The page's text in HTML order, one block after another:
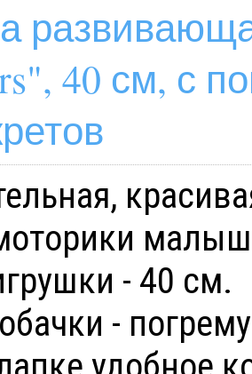
40 см, с
- 40 см.
-